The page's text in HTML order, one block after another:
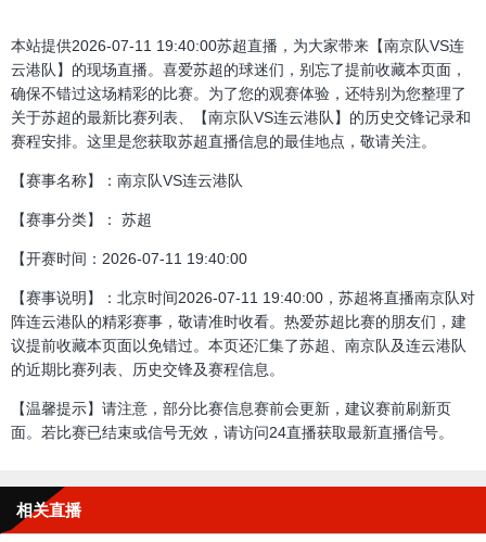
本站提供2026-07-11 19:40:00苏超直播，为大家带来【南京队VS连
云港队】的现场直播。喜爱苏超的球迷们，别忘了提前收藏本页面，
确保不错过这场精彩的比赛。为了您的观赛体验，还特别为您整理了
关于苏超的最新比赛列表、【南京队VS连云港队】的历史交锋记录和
赛程安排。这里是您获取苏超直播信息的最佳地点，敬请关注。
【赛事名称】：南京队VS连云港队
【赛事分类】： 苏超
【开赛时间：2026-07-11 19:40:00
【赛事说明】：北京时间2026-07-11 19:40:00，苏超将直播南京队对
阵连云港队的精彩赛事，敬请准时收看。热爱苏超比赛的朋友们，建
议提前收藏本页面以免错过。本页还汇集了苏超、南京队及连云港队
的近期比赛列表、历史交锋及赛程信息。
【温馨提示】请注意，部分比赛信息赛前会更新，建议赛前刷新页
面。若比赛已结束或信号无效，请访问24直播获取最新直播信号。
相关直播